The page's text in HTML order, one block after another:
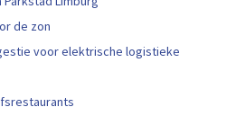
de zon
voor elektrische logistieke